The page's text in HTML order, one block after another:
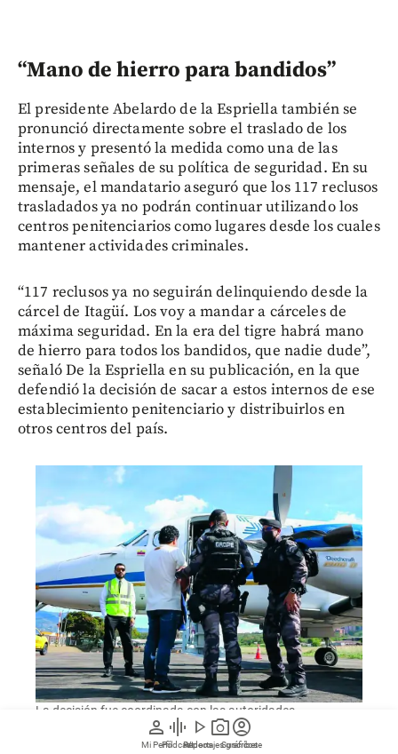
person
Mi Perfil
graphic_eq
Pódcast
play_arrow
Videos
photo_camera
Reportajes gráficos
account_circle
Suscríbete
“Mano de hierro para bandidos”
El presidente Abelardo de la Espriella también se
pronunció directamente sobre el traslado de los
internos y presentó la medida como una de las
primeras señales de su política de seguridad. En su
mensaje, el mandatario aseguró que los 117 reclusos
trasladados ya no podrán continuar utilizando los
centros penitenciarios como lugares desde los cuales
mantener actividades criminales.
“117 reclusos ya no seguirán delinquiendo desde la
cárcel de Itagüí. Los voy a mandar a cárceles de
máxima seguridad. En la era del tigre habrá mano
de hierro para todos los bandidos, que nadie dude”,
señaló De la Espriella en su publicación, en la que
defendió la decisión de sacar a estos internos de ese
establecimiento penitenciario y distribuirlos en
otros centros del país.
La decisión fue coordinada con las autoridades
penitenciarias y responde a la necesidad de recuperar el
control sobre internos considerados de alta peligrosidad.